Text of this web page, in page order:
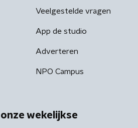
Veelgestelde vragen
App de studio
Adverteren
NPO Campus
wekelijkse